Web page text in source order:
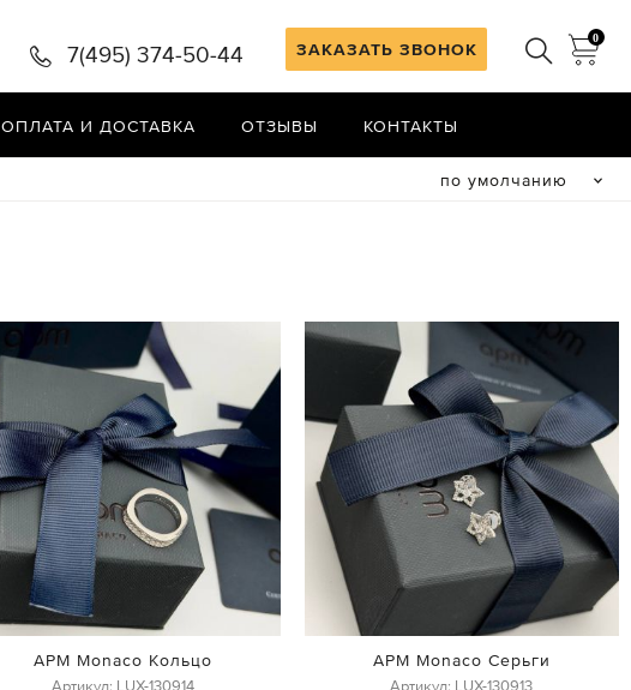
ЗАКАЗАТЬ ЗВОНОК
0
7(495) 374-50-44
ОПЛАТА И ДОСТАВКА ОТЗЫВЫ КОНТАКТЫ
по умолчанию
APM Monaco Кольцо
Артикул: LUX-130914
APM Monaco Серьги
Артикул: LUX-130913